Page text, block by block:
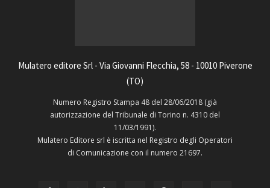
Mulatero editore Srl - Via Giovanni Flecchia, 58 - 10010 Piverone
(TO)
Numero Registro Stampa 48 del 28/06/2018 (già
autorizzazione del Tribunale di Torino n. 4310 del
11/03/1991).
Mulatero Editore srl è iscritta nel Registro degli Operatori
di Comunicazione con il numero 21697.